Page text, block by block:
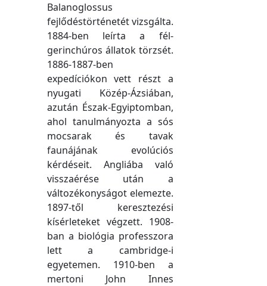
Balanoglossus
fejlődéstörténetét vizsgálta.
1884-ben leírta a fél-
gerinchúros állatok törzsét.
1886-1887-ben
expedíciókon vett részt a
nyugati Közép-Ázsiában,
azután Észak-Egyiptomban,
ahol tanulmányozta a sós
mocsarak és tavak
faunájának evolúciós
kérdéseit. Angliába való
visszaérése után a
változékonyságot elemezte.
1897-től keresztezési
kísérleteket végzett. 1908-
ban a biológia professzora
lett a cambridge-i
egyetemen. 1910-ben a
mertoni John Innes